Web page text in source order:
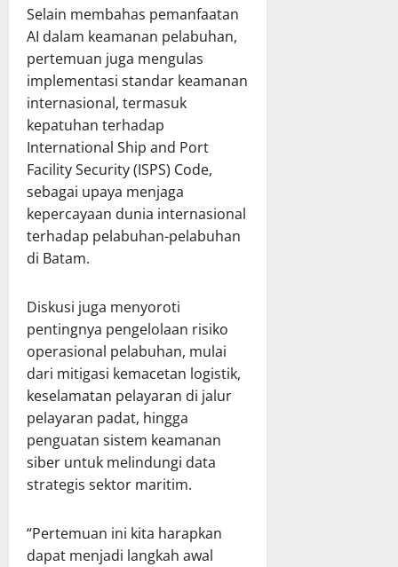
Selain membahas pemanfaatan
AI dalam keamanan pelabuhan,
pertemuan juga mengulas
implementasi standar keamanan
internasional, termasuk
kepatuhan terhadap
International Ship and Port
Facility Security (ISPS) Code,
sebagai upaya menjaga
kepercayaan dunia internasional
terhadap pelabuhan-pelabuhan
di Batam.
Diskusi juga menyoroti
pentingnya pengelolaan risiko
operasional pelabuhan, mulai
dari mitigasi kemacetan logistik,
keselamatan pelayaran di jalur
pelayaran padat, hingga
penguatan sistem keamanan
siber untuk melindungi data
strategis sektor maritim.
“Pertemuan ini kita harapkan
dapat menjadi langkah awal